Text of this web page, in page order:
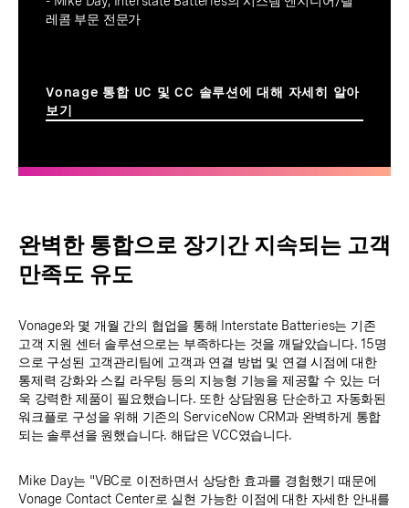
레콤 부문 전문가
Vonage 통합 UC 및 CC 솔루션에 대해 자세히 알아
보기
완벽한 통합으로 장기간 지속되는 고객
만족도 유도
Vonage와 몇 개월 간의 협업을 통해 Interstate Batteries는 기존
고객 지원 센터 솔루션으로는 부족하다는 것을 깨달았습니다. 15명
으로 구성된 고객관리팀에 고객과 연결 방법 및 연결 시점에 대한
통제력 강화와 스킬 라우팅 등의 지능형 기능을 제공할 수 있는 더
욱 강력한 제품이 필요했습니다. 또한 상담원용 단순하고 자동화된
워크플로 구성을 위해 기존의 ServiceNow CRM과 완벽하게 통합
되는 솔루션을 원했습니다. 해답은 VCC였습니다.
Mike Day는 "VBC로 이전하면서 상당한 효과를 경험했기 때문에
Vonage Contact Center로 실현 가능한 이점에 대한 자세한 안내를